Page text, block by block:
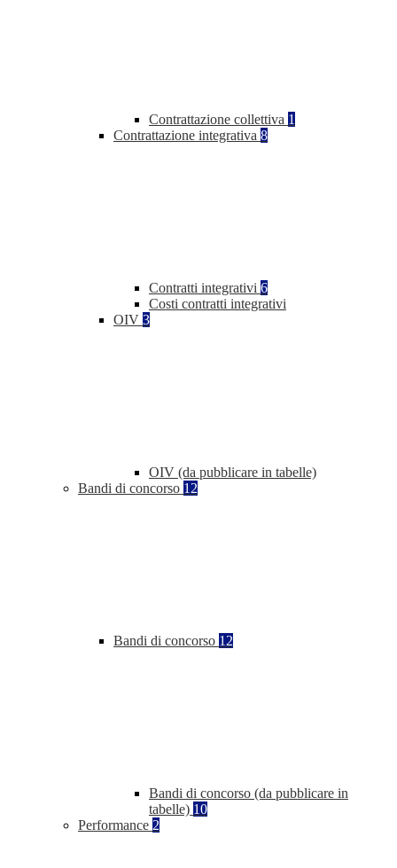
Contrattazione collettiva 1
Contrattazione integrativa 8
Contratti integrativi 6
Costi contratti integrativi
OIV 3
OIV (da pubblicare in tabelle)
Bandi di concorso 12
Bandi di concorso 12
Bandi di concorso (da pubblicare in
tabelle) 10
Performance 2